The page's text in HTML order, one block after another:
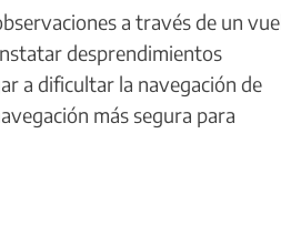
a través de un
desprendimientos
a dificultar la navegación de
más segura para